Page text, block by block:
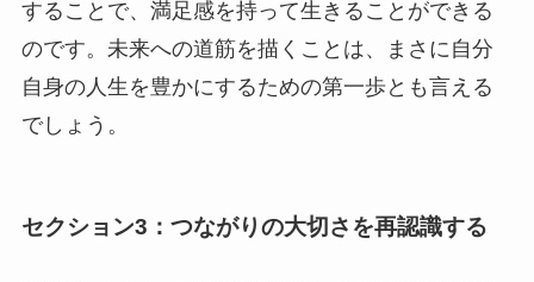
することで、満足感を持って生きることができる
のです。未来への道筋を描くことは、まさに自分
自身の人生を豊かにするための第一歩とも言える
でしょう。
セクション3：つながりの大切さを再認識する